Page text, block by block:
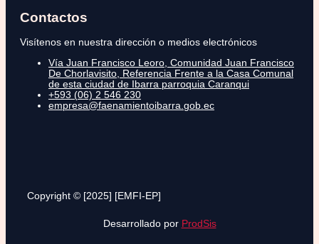
Contactos
Visítenos en nuestra dirección o medios electrónicos
Vía Juan Francisco Leoro, Comunidad Juan Francisco
De Chorlavisito, Referencia Frente a la Casa Comunal
de esta ciudad de Ibarra parroquia Caranqui
+593 (06) 2 546 230
empresa@faenamientoibarra.gob.ec
Copyright © [2025] [EMFI-EP]
Desarrollado por ProdSis